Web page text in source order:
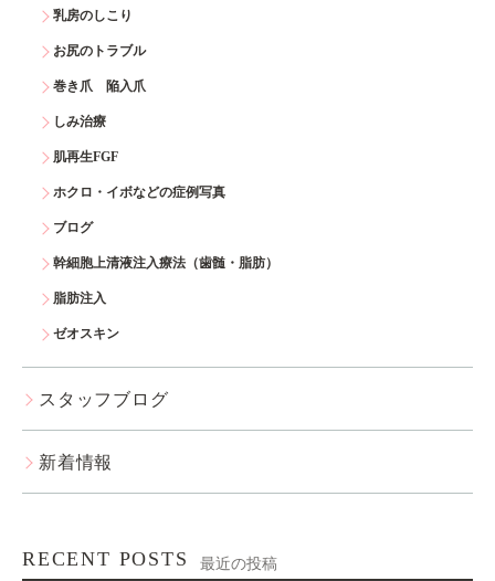
乳房のしこり
お尻のトラブル
巻き爪 陥入爪
しみ治療
肌再生FGF
ホクロ・イボなどの症例写真
ブログ
幹細胞上清液注入療法（歯髄・脂肪）
脂肪注入
ゼオスキン
スタッフブログ
新着情報
RECENT POSTS 最近の投稿